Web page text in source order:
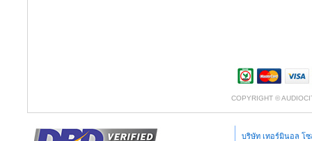
COPYRIGHT ©
บริษัท เทอร์มินอล โ